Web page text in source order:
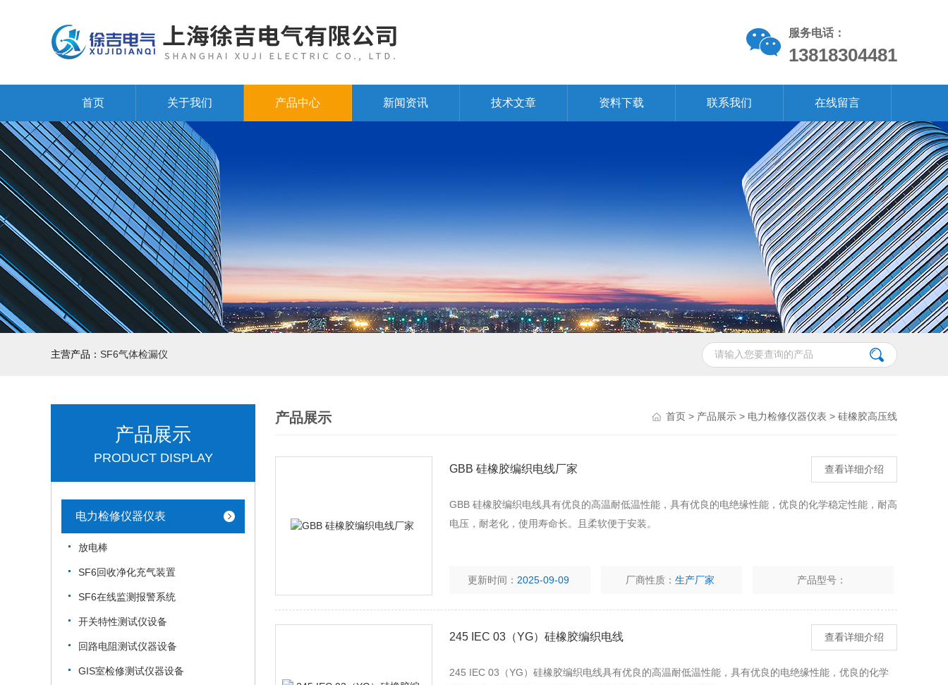
服务电话：
13818304481
首页 关于我们 产品中心 新闻资讯 技术文章 资料下载 联系我们 在线留言
主营产品： SF6气体检漏仪
产品展示
PRODUCT DISPLAY
电力检修仪器仪表
放电棒
SF6回收净化充气装置
SF6在线监测报警系统
开关特性测试仪设备
回路电阻测试仪器设备
GIS室检修测试仪器设备
产品展示 首页 > 产品展示 > 电力检修仪器仪表 > 硅橡胶高压线
GBB 硅橡胶编织电线厂家 查看详细介绍
GBB 硅橡胶编织电线具有优良的高温耐低温性能，具有优良的电绝缘性能，优良的化学稳定性能，耐高
电压，耐老化，使用寿命长。且柔软便于安装。
更新时间： 2025-09-09 厂商性质：生产厂家 产品型号：
245 IEC 03（YG）硅橡胶编织电线 查看详细介绍
245 IEC 03（YG）硅橡胶编织电线具有优良的高温耐低温性能，具有优良的电绝缘性能，优良的化学